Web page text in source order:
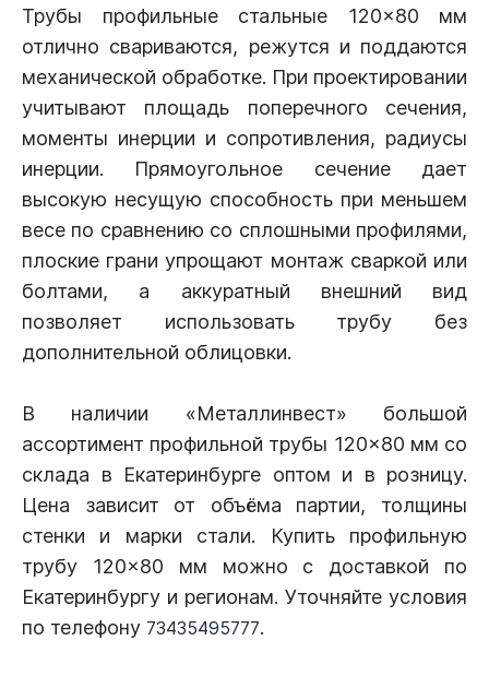
Трубы профильные стальные 120×80 мм
отлично свариваются, режутся и поддаются
механической обработке. При проектировании
учитывают площадь поперечного сечения,
моменты инерции и сопротивления, радиусы
инерции. Прямоугольное сечение дает
высокую несущую способность при меньшем
весе по сравнению со сплошными профилями,
плоские грани упрощают монтаж сваркой или
болтами, а аккуратный внешний вид
позволяет использовать трубу без
дополнительной облицовки.
В наличии «Металлинвест» большой
ассортимент профильной трубы 120×80 мм со
склада в Екатеринбурге оптом и в розницу.
Цена зависит от объёма партии, толщины
стенки и марки стали. Купить профильную
трубу 120×80 мм можно с доставкой по
Екатеринбургу и регионам. Уточняйте условия
по телефону 73435495777.